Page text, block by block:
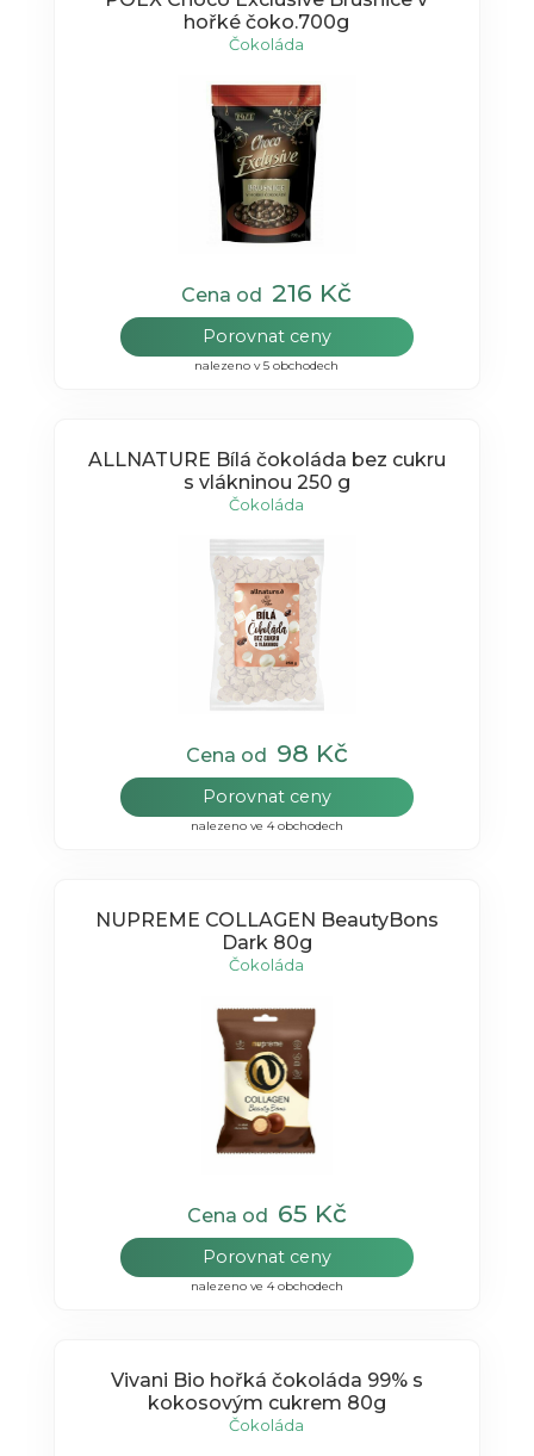
hořké čoko.700g
Čokoláda
Cena od216 Kč
Porovnat ceny
nalezeno v 5 obchodech
ALLNATURE Bílá čokoláda bez cukru
s vlákninou 250 g
Čokoláda
Cena od 98 Kč
Porovnat ceny
nalezeno ve 4 obchodech
NUPREME COLLAGEN BeautyBons
Dark 80g
Čokoláda
Cena od 65 Kč
Porovnat ceny
nalezeno ve 4 obchodech
Vivani Bio hořká čokoláda 99% s
kokosovým cukrem 80g
Čokoláda